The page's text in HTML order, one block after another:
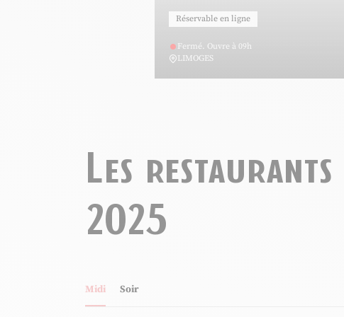
Réservable en ligne
Fermé. Ouvre à 09h
LIMOGES
Grill’ Inn, © Grill in
Les
2025
Midi Soir